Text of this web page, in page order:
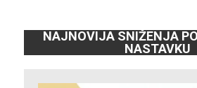
NAJNOVIJA SNIŽENJA
NASTAVKU